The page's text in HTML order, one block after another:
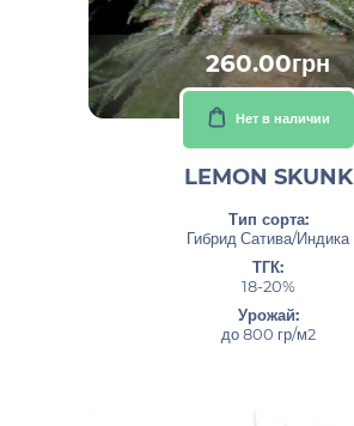
260.00грн
Нет в наличии
LEMON SKUNK
Тип сорта:
Гибрид Сатива/Индика
ТГК:
18-20%
Урожай:
до 800 гр/м2